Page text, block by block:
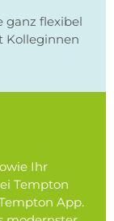
ganz flexibel
Kolleginnen
Ihr
Tempton
App.